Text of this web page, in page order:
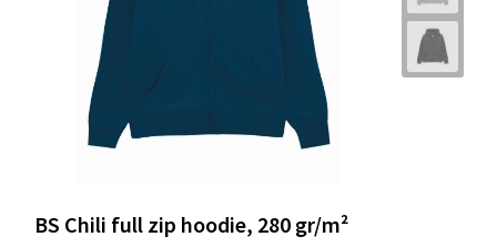
BS Chili full zip hoodie, 280 gr/m²